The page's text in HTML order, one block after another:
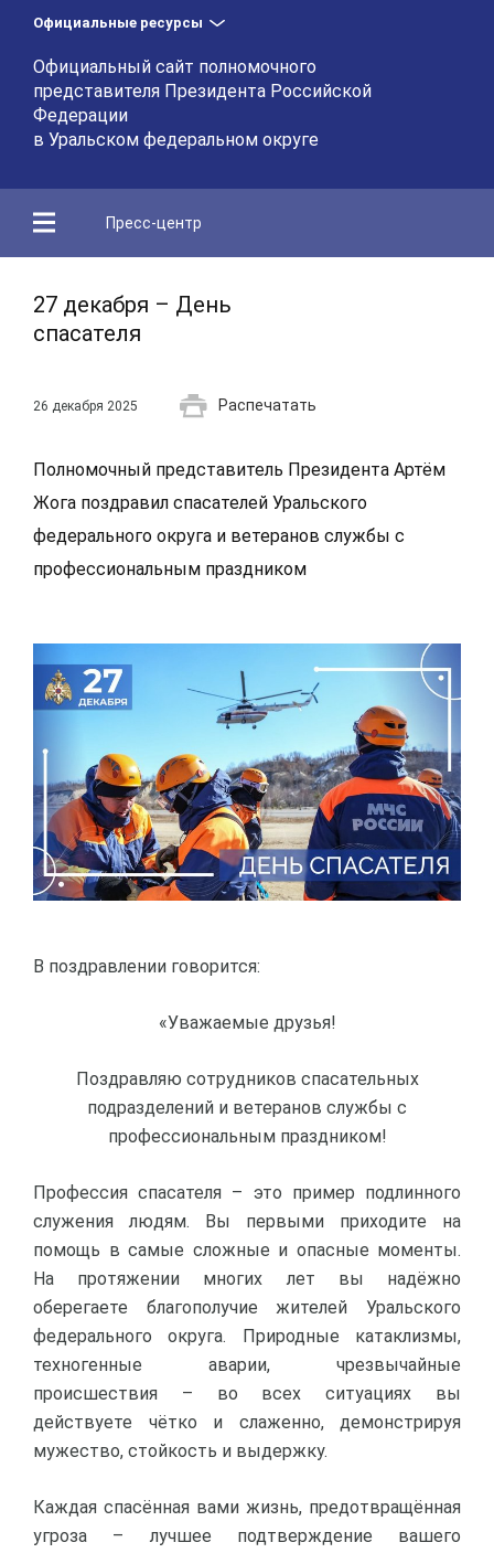
Официальные ресурсы
Официальный сайт полномочного
представителя Президента Российской
Федерации
в Уральском федеральном округе
Пресс-центр
27 декабря – День
спасателя
26 декабря 2025 Распечатать
Полномочный представитель Президента Артём
Жога поздравил спасателей Уральского
федерального округа и ветеранов службы с
профессиональным праздником
В поздравлении говорится:
«Уважаемые друзья!
Поздравляю сотрудников спасательных
подразделений и ветеранов службы с
профессиональным праздником!
Профессия спасателя – это пример подлинного
служения людям. Вы первыми приходите на
помощь в самые сложные и опасные моменты.
На протяжении многих лет вы надёжно
оберегаете благополучие жителей Уральского
федерального округа. Природные катаклизмы,
техногенные аварии, чрезвычайные
происшествия – во всех ситуациях вы
действуете чётко и слаженно, демонстрируя
мужество, стойкость и выдержку.
Каждая спасённая вами жизнь, предотвращённая
угроза – лучшее подтверждение вашего